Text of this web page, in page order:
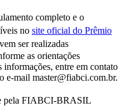
completo e o
no site oficial do Prêmio
ser realizadas
as orientações
entre em contato
e-mail master@fiabci.com.br.
pela FIABCI-BRASIL